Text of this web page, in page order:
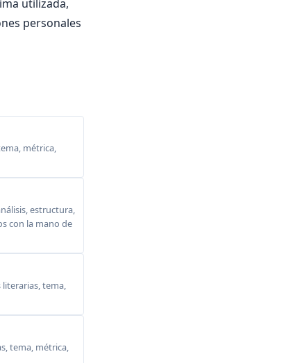
utilizada,
personales
métrica,
estructura,
con la mano de
literarias, tema,
tema, métrica,